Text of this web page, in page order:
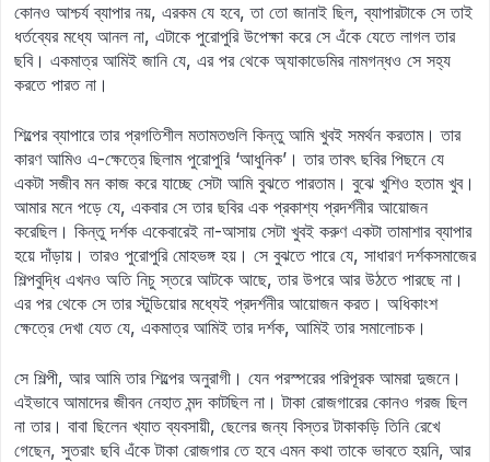
কোনও আশ্চর্য ব্যাপার নয়, এরকম যে হবে, তা তো জানাই ছিল, ব্যাপারটাকে সে তাই
ধর্তব্যের মধ্যে আনল না, এটাকে পুরোপুরি উপেক্ষা করে সে এঁকে যেতে লাগল তার
ছবি। একমাত্র আমিই জানি যে, এর পর থেকে অ্যাকাডেমির নামগন্ধও সে সহ্য
করতে পারত না।
শিল্পের ব্যাপারে তার প্রগতিশীল মতামতগুলি কিন্তু আমি খুবই সমর্থন করতাম। তার
কারণ আমিও এ-ক্ষেত্রে ছিলাম পুরোপুরি ‘আধুনিক’। তার তাবৎ ছবির পিছনে যে
একটা সজীব মন কাজ করে যাচ্ছে সেটা আমি বুঝতে পারতাম। বুঝে খুশিও হতাম খুব।
আমার মনে পড়ে যে, একবার সে তার ছবির এক প্রকাশ্য প্রদর্শনীর আয়োজন
করেছিল। কিন্তু দর্শক একেবারেই না-আসায় সেটা খুবই করুণ একটা তামাশার ব্যাপার
হয়ে দাঁড়ায়। তারও পুরোপুরি মোহভঙ্গ হয়। সে বুঝতে পারে যে, সাধারণ দর্শকসমাজের
শিল্পবুদ্ধি এখনও অতি নিচু স্তরে আটকে আছে, তার উপরে আর উঠতে পারছে না।
এর পর থেকে সে তার স্টুডিয়োর মধ্যেই প্রদর্শনীর আয়োজন করত। অধিকাংশ
ক্ষেত্রে দেখা যেত যে, একমাত্র আমিই তার দর্শক, আমিই তার সমালোচক।
সে শিল্পী, আর আমি তার শিল্পের অনুরাগী। যেন পরস্পরের পরিপূরক আমরা দুজনে।
এইভাবে আমাদের জীবন নেহাত মন্দ কাটছিল না। টাকা রোজগারের কোনও গরজ ছিল
না তার। বাবা ছিলেন খ্যাত ব্যবসায়ী, ছেলের জন্য বিস্তর টাকাকড়ি তিনি রেখে
গেছেন, সুতরাং ছবি এঁকে টাকা রোজগার তে হবে এমন কথা তাকে ভাবতে হয়নি, আর